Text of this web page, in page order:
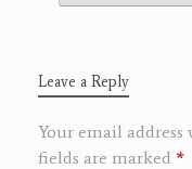
Leave a Reply
Your email
fields are marked *